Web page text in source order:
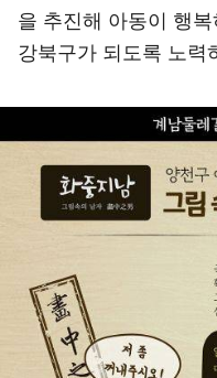
을 추진해 아동이 행
강북구가 되도록 노력